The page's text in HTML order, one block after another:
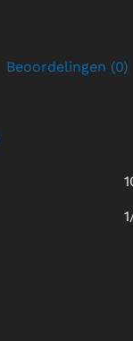
Beoordelingen (0)